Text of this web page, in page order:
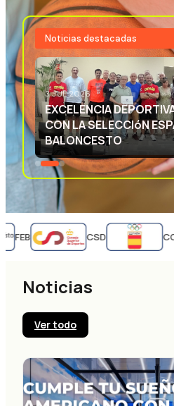
Noticias destacadas
3 JUL 2026
EXCELENCIA
CON LA SELECCIóN
BALONCESTO
FEB CSD
Noticias
Ver todo